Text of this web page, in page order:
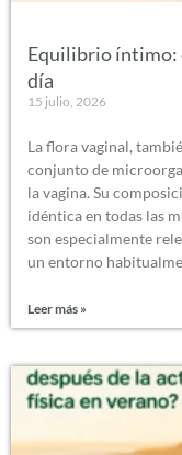
Equilibrio íntimo:
día
15 julio, 2026
La flora vaginal,
conjunto de
la vagina. Su
idéntica en todas las
son especialmente
un entorno
Leer más »